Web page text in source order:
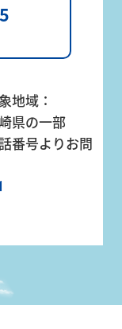
地域：
県の一部
番号よりお問